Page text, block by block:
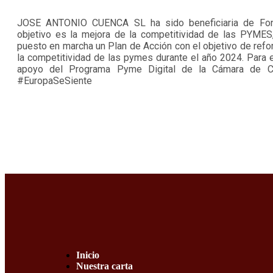
JOSE ANTONIO CUENCA SL ha sido beneficiaria de
objetivo es la mejora de la competitividad de las
puesto en marcha un Plan de Acción con el objetivo de
la competitividad de las pymes durante el año 2024. Para
apoyo del Programa Pyme Digital de la Cámara de
#EuropaSeSiente
Inicio
Nuestra carta